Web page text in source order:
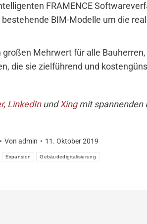
FRAMENCE
BIM-Modelle um die
Mehrwert für alle
die sie zielführend und
, LinkedInundXingmit spannenden
Von admin
11. Oktober 2019
Expansion Gebäudedigitalisierung